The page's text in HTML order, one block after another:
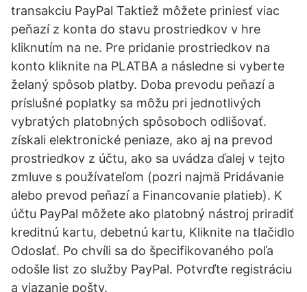
transakciu PayPal Taktiež môžete priniesť viac
peňazí z konta do stavu prostriedkov v hre
kliknutím na ne. Pre pridanie prostriedkov na
konto kliknite na PLATBA a následne si vyberte
želaný spôsob platby. Doba prevodu peňazí a
príslušné poplatky sa môžu pri jednotlivých
vybratých platobných spôsoboch odlišovať.
získali elektronické peniaze, ako aj na prevod
prostriedkov z účtu, ako sa uvádza ďalej v tejto
zmluve s používateľom (pozri najmä Pridávanie
alebo prevod peňazí a Financovanie platieb). K
účtu PayPal môžete ako platobný nástroj priradiť
kreditnú kartu, debetnú kartu, Kliknite na tlačidlo
Odoslať. Po chvíli sa do špecifikovaného poľa
odošle list zo služby PayPal. Potvrďte registráciu
a viazanie pošty.